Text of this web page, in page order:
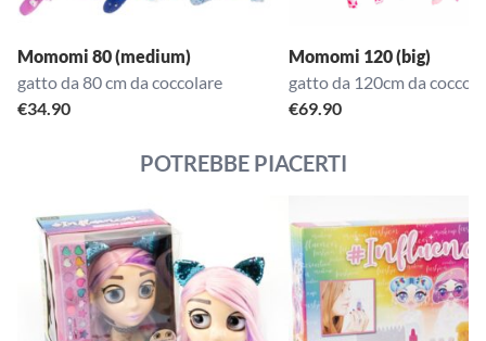
Momomi 80 (medium)
gatto da 80 cm da coccolare
€34.90
Momomi 120 (big)
gatto da 120cm da
€69.90
POTREBBE PIACERTI